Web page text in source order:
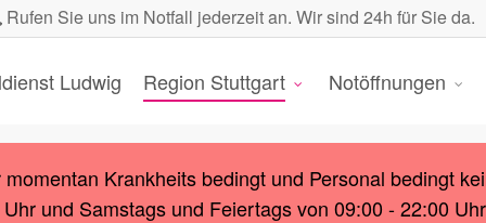
Rufen Sie uns im Notfall jederzeit an. Wir sind 24h für Sie da.
Ludwig Region Stuttgart Notöffnungen
Krankheits bedingt und Personal bedingt
und Samstags und Feiertags von 09:00 - 22:00